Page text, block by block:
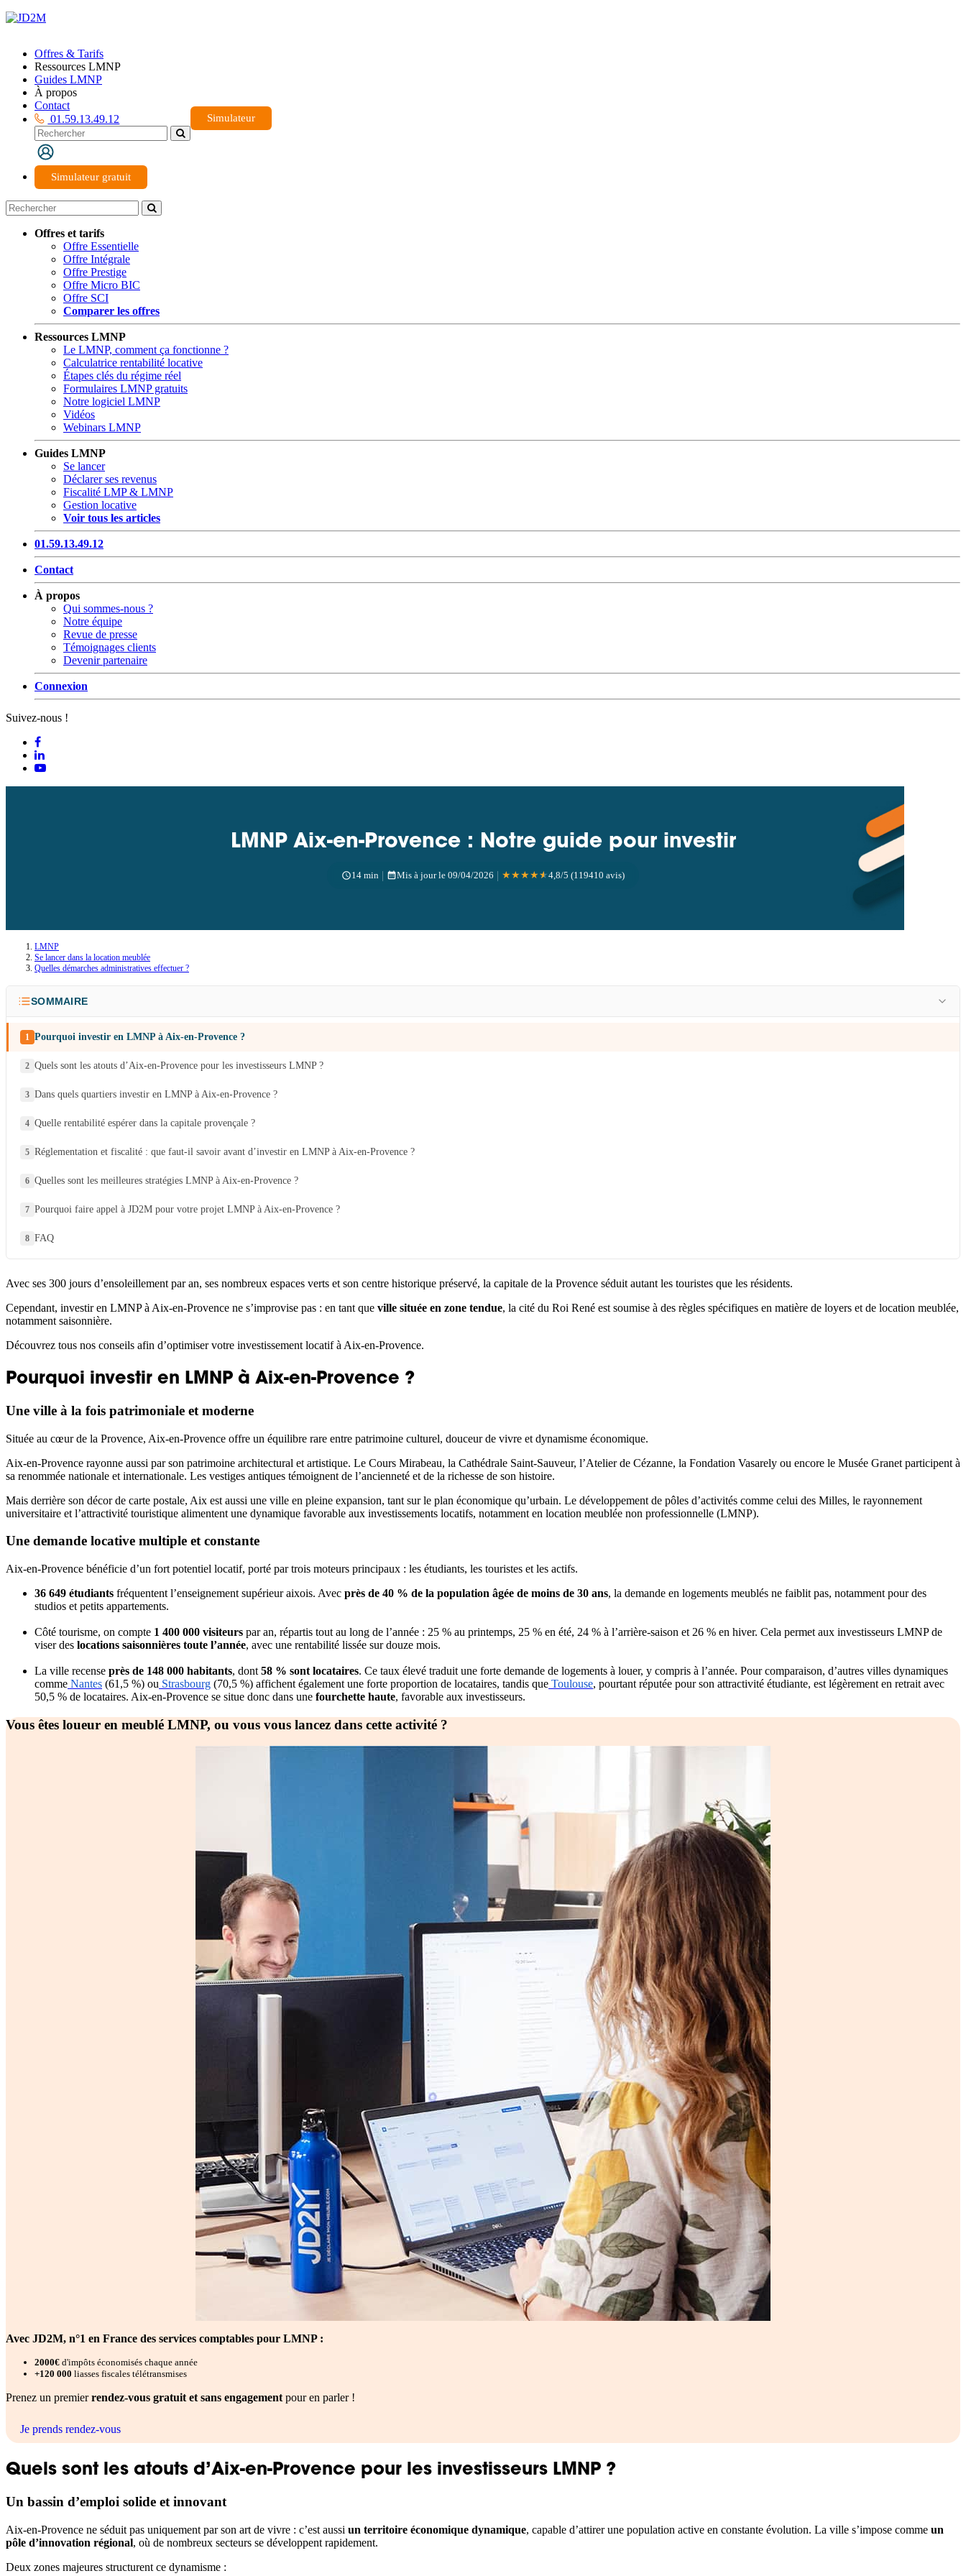
Offres & Tarifs
Ressources LMNP
Guides LMNP
À propos
Contact
01.59.13.49.12
Simulateur gratuit
Simulateur
Offres et tarifs
Offre Essentielle
Offre Intégrale
Offre Prestige
Offre Micro BIC
Offre SCI
Comparer les offres
Ressources LMNP
Le LMNP, comment ça fonctionne ?
Calculatrice rentabilité locative
Étapes clés du régime réel
Formulaires LMNP gratuits
Notre logiciel LMNP
Vidéos
Webinars LMNP
Guides LMNP
Se lancer
Déclarer ses revenus
Fiscalité LMP & LMNP
Gestion locative
Voir tous les articles
01.59.13.49.12
Contact
À propos
Qui sommes-nous ?
Notre équipe
Revue de presse
Témoignages clients
Devenir partenaire
Connexion
Suivez-nous !
LMNP Aix-en-Provence : Notre guide pour investir
14 min | Mis à jour le 09/04/2026 | ★★★★★4,8/5 (119410 avis)
LMNP
Se lancer dans la location meublée
Quelles démarches administratives effectuer ?
SOMMAIRE
Pourquoi investir en LMNP à Aix-en-Provence ?
Quels sont les atouts d’Aix-en-Provence pour les investisseurs LMNP ?
Dans quels quartiers investir en LMNP à Aix-en-Provence ?
Quelle rentabilité espérer dans la capitale provençale ?
Réglementation et fiscalité : que faut-il savoir avant d’investir en LMNP à Aix-en-Provence ?
Quelles sont les meilleures stratégies LMNP à Aix-en-Provence ?
Pourquoi faire appel à JD2M pour votre projet LMNP à Aix-en-Provence ?
FAQ
Avec ses 300 jours d’ensoleillement par an, ses nombreux espaces verts et son centre historique préservé, la capitale de la Provence séduit autant les touristes que les résidents.
Cependant, investir en LMNP à Aix-en-Provence ne s’improvise pas : en tant que ville située en zone tendue, la cité du Roi René est soumise à des règles spécifiques en matière de loyers et de location meublée,
notamment saisonnière.
Découvrez tous nos conseils afin d’optimiser votre investissement locatif à Aix-en-Provence.
Pourquoi investir en LMNP à Aix-en-Provence ?
Une ville à la fois patrimoniale et moderne
Située au cœur de la Provence, Aix-en-Provence offre un équilibre rare entre patrimoine culturel, douceur de vivre et dynamisme économique.
Aix-en-Provence rayonne aussi par son patrimoine architectural et artistique. Le Cours Mirabeau, la Cathédrale Saint-Sauveur, l’Atelier de Cézanne, la Fondation Vasarely ou encore le Musée Granet participent à
sa renommée nationale et internationale. Les vestiges antiques témoignent de l’ancienneté et de la richesse de son histoire.
Mais derrière son décor de carte postale, Aix est aussi une ville en pleine expansion, tant sur le plan économique qu’urbain. Le développement de pôles d’activités comme celui des Milles, le rayonnement
universitaire et l’attractivité touristique alimentent une dynamique favorable aux investissements locatifs, notamment en location meublée non professionnelle (LMNP).
Une demande locative multiple et constante
Aix-en-Provence bénéficie d’un fort potentiel locatif, porté par trois moteurs principaux : les étudiants, les touristes et les actifs.
36 649 étudiants fréquentent l’enseignement supérieur aixois. Avec près de 40 % de la population âgée de moins de 30 ans, la demande en logements meublés ne faiblit pas, notamment pour des
studios et petits appartements.
Côté tourisme, on compte 1 400 000 visiteurs par an, répartis tout au long de l’année : 25 % au printemps, 25 % en été, 24 % à l’arrière-saison et 26 % en hiver. Cela permet aux investisseurs LMNP de
viser des locations saisonnières toute l’année, avec une rentabilité lissée sur douze mois.
La ville recense près de 148 000 habitants, dont 58 % sont locataires. Ce taux élevé traduit une forte demande de logements à louer, y compris à l’année. Pour comparaison, d’autres villes dynamiques
comme Nantes (61,5 %) ou Strasbourg (70,5 %) affichent également une forte proportion de locataires, tandis que Toulouse, pourtant réputée pour son attractivité étudiante, est légèrement en retrait avec
50,5 % de locataires. Aix-en-Provence se situe donc dans une fourchette haute, favorable aux investisseurs.
Vous êtes loueur en meublé LMNP, ou vous vous lancez dans cette activité ?
Avec JD2M, n°1 en France des services comptables pour LMNP :
2000€ d'impôts économisés chaque année
+120 000 liasses fiscales télétransmises
Prenez un premierrendez-vous gratuit et sans engagementpour en parler !
Je prends rendez-vous
Quels sont les atouts d’Aix-en-Provence pour les investisseurs LMNP ?
Un bassin d’emploi solide et innovant
Aix-en-Provence ne séduit pas uniquement par son art de vivre : c’est aussi un territoire économique dynamique, capable d’attirer une population active en constante évolution. La ville s’impose comme un
pôle d’innovation régional, où de nombreux secteurs se développent rapidement.
Deux zones majeures structurent ce dynamisme :